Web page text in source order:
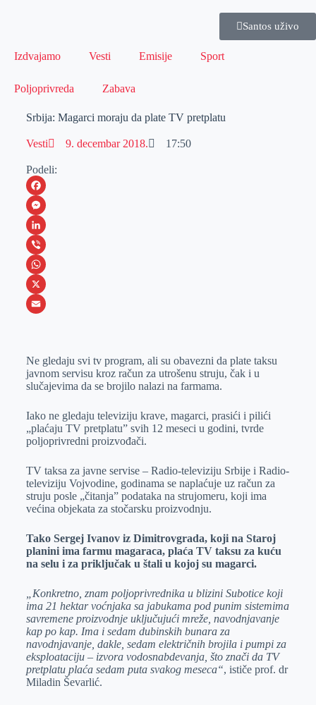
Santos uživo
Izdvajamo Vesti Emisije Sport
Poljoprivreda Zabava
Srbija: Magarci moraju da plate TV pretplatu
Vesti 9. decembar 2018. 17:50
Podeli:
F
a
c
e
b
o
M
e
s
s
e
e
r
L
i
n
k
I
n
V
i
b
W
h
s
A
p
X
a
i
Ne gledaju svi tv program, ali su obavezni da plate taksu
javnom servisu kroz račun za utrošenu struju, čak i u
slučajevima da se brojilo nalazi na farmama.
Iako ne gledaju televiziju krave, magarci, prasići i pilići
„plaćaju TV pretplatu” svih 12 meseci u godini, tvrde
poljoprivredni proizvođači.
TV taksa za javne servise – Radio-televiziju Srbije i Radio-
televiziju Vojvodine, godinama se naplaćuje uz račun za
struju posle „čitanja” podataka na strujomeru, koji ima
većina objekata za stočarsku proizvodnju.
Tako Sergej Ivanov iz Dimitrovgrada, koji na Staroj
planini ima farmu magaraca, plaća TV taksu za kuću
na selu i za priključak u štali u kojoj su magarci.
„Konkretno, znam poljoprivrednika u blizini Subotice koji
ima 21 hektar voćnjaka sa jabukama pod punim sistemima
savremene proizvodnje uključujući mreže, navodnjavanje
kap po kap. Ima i sedam dubinskih bunara za
navodnjavanje, dakle, sedam električnih brojila i pumpi za
eksploataciju – izvora vodosnabdevanja, što znači da TV
pretplatu plaća sedam puta svakog meseca“, ističe prof. dr
Miladin Ševarlić.